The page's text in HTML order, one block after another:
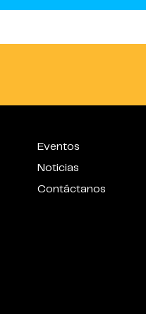
Eventos
Noticias
Contáctanos